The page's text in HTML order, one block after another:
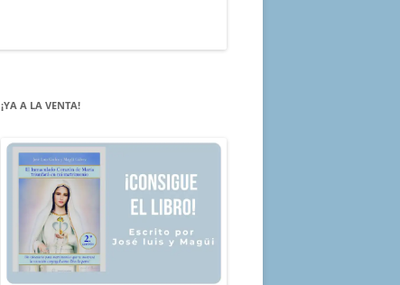
¡YA A LA VENTA!